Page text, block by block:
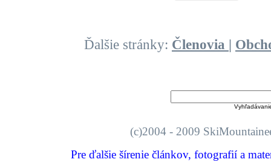
Ďalšie stránky: Členovia |
(c)2004 - 2009
Pre ďalšie šírenie článkov, fotografií a